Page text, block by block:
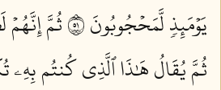
يَوۡمَئِذٖ لَّمَحۡجُوبُونَ ١٥
ثُمَّ إِنَّهُمۡ
ثُمَّ يُقَالُ هَٰذَا ٱلَّذِي كُنتُم بِهِۦ